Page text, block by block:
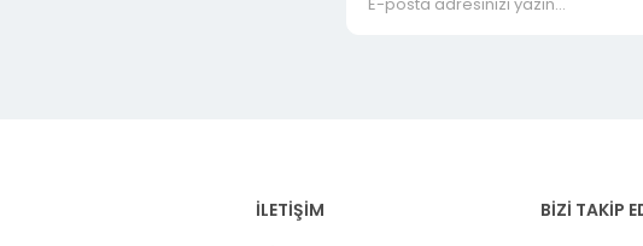
İLETİŞİM BİZİ TAKİP